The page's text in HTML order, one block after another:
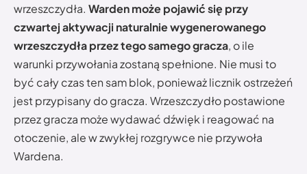
wrzeszczydła. Warden może pojawić się przy
czwartej aktywacji naturalnie wygenerowanego
wrzeszczydła przez tego samego gracza, o ile
warunki przywołania zostaną spełnione. Nie musi to
być cały czas ten sam blok, ponieważ licznik ostrzeżeń
jest przypisany do gracza. Wrzeszczydło postawione
przez gracza może wydawać dźwięk i reagować na
otoczenie, ale w zwykłej rozgrywce nie przywoła
Wardena.